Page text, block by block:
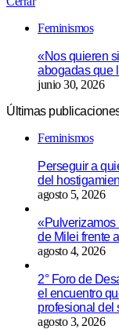
Feminismos
«Nos quieren
abogadas que
junio 30, 2026
Últimas
Feminismos
Perseguir a
del
agosto 5, 2026
«Pulverizamos
de Milei frente
agosto 4, 2026
2° Foro de
el encuentro
profesional del
agosto 3, 2026